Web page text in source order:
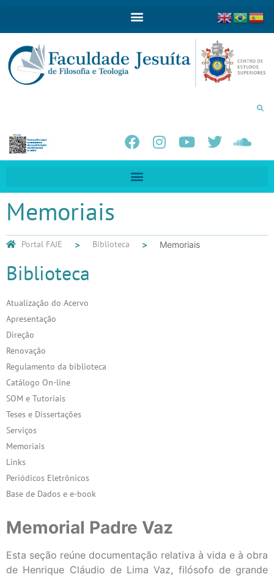
Memoriais
Portal FAJE Biblioteca Memoriais
Biblioteca
Atualização do Acervo
Apresentação
Direção
Renovação
Regulamento da biblioteca
Catálogo On-line
SOM e Tutoriais
Teses e Dissertações
Serviços
Memoriais
Links
Periódicos Eletrônicos
Base de Dados e e-book
Memorial Padre Vaz
Esta seção reúne documentação relativa à vida e à obra
de Henrique Cláudio de Lima Vaz, filósofo de grande